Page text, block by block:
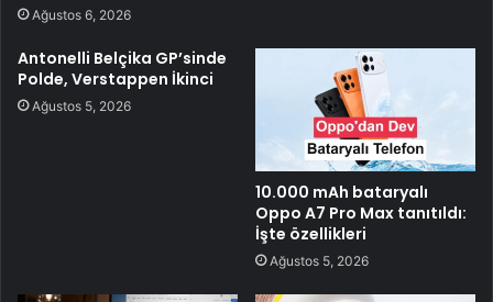
Ağustos 6, 2026
Antonelli Belçika GP’sinde
Polde, Verstappen İkinci
Ağustos 5, 2026
10.000 mAh bataryalı
Oppo A7 Pro Max tanıtıldı:
İşte özellikleri
Ağustos 5, 2026